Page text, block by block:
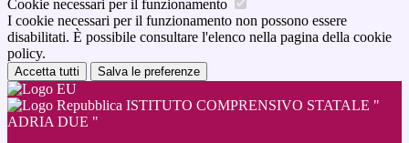
Cookie necessari per il funzionamento
I cookie necessari per il funzionamento non possono essere
disabilitati. È possibile consultare l'elenco nella pagina della cookie
policy.
Accetta tutti Salva le preferenze
ISTITUTO COMPRENSIVO STATALE "
ADRIA DUE "